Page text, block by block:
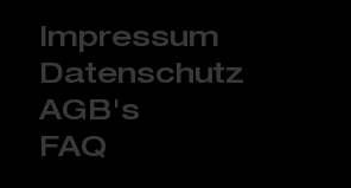
Impressum
Datenschutz
AGB's
FAQ